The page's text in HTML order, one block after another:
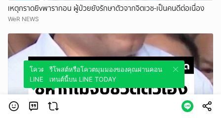
เหตุกราดยิvพารากอน ผู้ป่วยยังรักษาตัวจากจิตเวช-เป็นคนดีต่อเนื่อง
WeR NEWS
โควตมุมมองของคุณผ่านคอนเทนต์นี้บน
LINE TODAY
รีโพสต์หรือโควตมุมมองของคุณผ่านคอน
เทนต์นี้บน LINE TODAY